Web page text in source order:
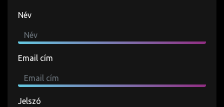
Név
Email cím
Jelszó